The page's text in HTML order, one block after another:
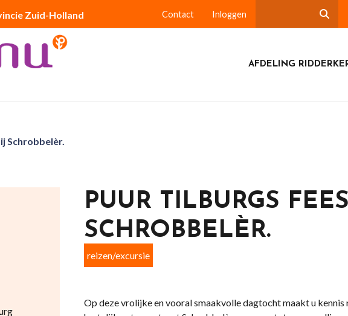
Zuid-Holland Contact Inloggen
AFDELING
Schrobbelèr.
PUUR TILBURGS
SCHROBBELÈR.
reizen/excursie
Op deze vrolijke en vooral smaakvolle dagtocht maakt u